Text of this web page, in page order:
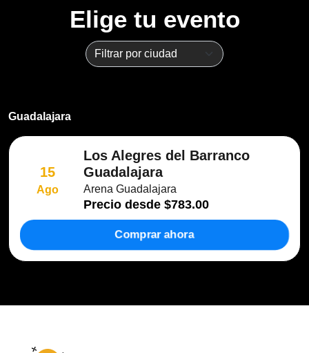
Elige tu evento
Guadalajara
15
Ago
Los Alegres del Barranco
Guadalajara
Arena Guadalajara
Precio desde $783.00
Comprar ahora